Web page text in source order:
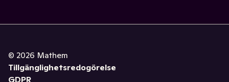
© 2026 Mathem
Tillgänglighetsredogörelse
GDPR